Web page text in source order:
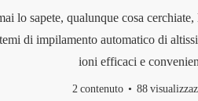
lo sapete, qualunque cosa
di impilamento automatico di
ioni efficaci e
2 contenuto 88